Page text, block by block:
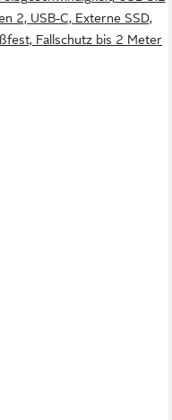
2, USB-C, Externe SSD,
Fallschutz bis 2 Meter